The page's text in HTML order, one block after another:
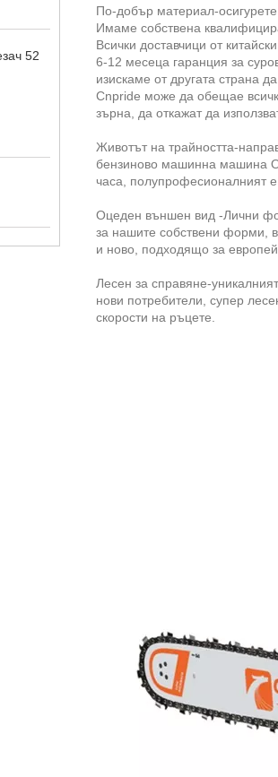
52
По-добър материал-
Имаме собствена
Всички доставчици от
6-12 месеца гаранция за
изискаме от другата страна
Cnpride може да обещае
зърна, да откажат да
Животът на трайността-
бензиново машинна машина
часа, полупрофесионалният
Оцеден външен вид -Лични
за нашите собствени форми,
и ново, подходящо за
Лесен за справяне-
нови потребители, супер
скорости на ръцете.